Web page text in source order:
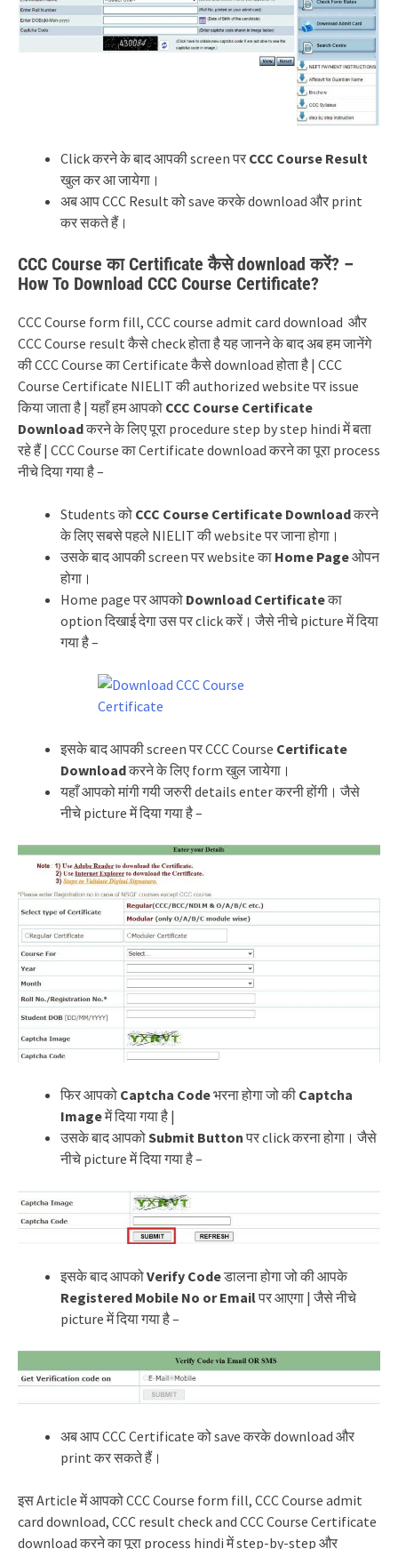
Click करने के बाद आपकी screen पर CCC Course Result
खुल कर आ जायेगा।
अब आप CCC Result को save करके download और print
कर सकते हैं।
CCC Course का Certificate कैसे download करें? –
How To Download CCC Course Certificate?
CCC Course form fill, CCC course admit card download और
CCC Course result कैसे check होता है यह जानने के बाद अब हम जानेंगे
की CCC Course का Certificate कैसे download होता है | CCC
Course Certificate NIELIT की authorized website पर issue
किया जाता है | यहाँ हम आपको CCC Course Certificate
Downloadकरने के लिए पूरा procedure step by step hindi में बता
रहे हैं | CCC Course का Certificate download करने का पूरा process
नीचे दिया गया है –
Students को CCC Course Certificate Downloadकरने
के लिए सबसे पहले NIELIT की website पर जाना होगा।
उसके बाद आपकी screen पर website का Home Pageओपन
होगा।
Home page पर आपको Download Certificateका
option दिखाई देगा उस पर click करें। जैसे नीचे picture में दिया
गया है –
इसके बाद आपकी screen पर CCC Course Certificate
Downloadकरने के लिए form खुल जायेगा।
यहाँ आपको मांगी गयी जरुरी details enter करनी होंगी। जैसे
नीचे picture में दिया गया है –
फिर आपको Captcha Codeभरना होगा जो की Captcha
Imageमें दिया गया है |
उसके बाद आपकोSubmit Buttonपर click करना होगा। जैसे
नीचे picture में दिया गया है –
इसके बाद आपकोVerify Codeडालना होगा जो की आपके
Registered Mobile No or Emailपर आएगा | जैसे नीचे
picture में दिया गया है –
अब आप CCC Certificate को save करके download और
print कर सकते हैं।
इस Article में आपको CCC Course form fill, CCC Course admit
card download, CCC result check and CCC Course Certificate
download करने का पूरा process hindi में step-by-step और